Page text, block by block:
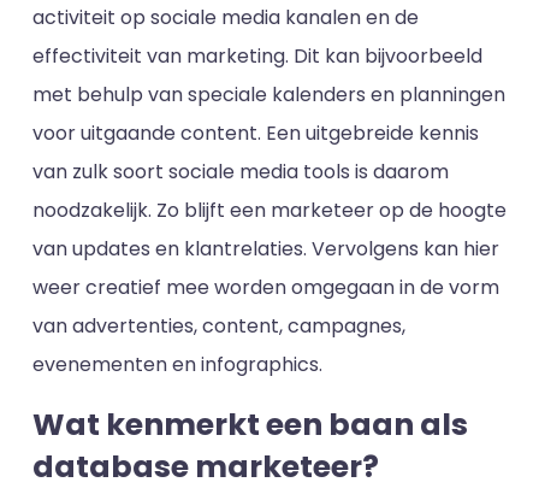
activiteit op sociale media kanalen en de
effectiviteit van marketing. Dit kan bijvoorbeeld
met behulp van speciale kalenders en planningen
voor uitgaande content. Een uitgebreide kennis
van zulk soort sociale media tools is daarom
noodzakelijk. Zo blijft een marketeer op de hoogte
van updates en klantrelaties. Vervolgens kan hier
weer creatief mee worden omgegaan in de vorm
van advertenties, content, campagnes,
evenementen en infographics.
Wat kenmerkt een baan als
database marketeer?